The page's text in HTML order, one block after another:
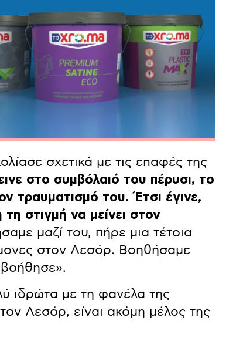
σχετικά με τις επαφές της
στο συμβόλαιό του πέρυσι, το
τραυματισμό του. Έτσι έγινε,
στιγμή να μείνει στον
μαζί του, πήρε μια τέτοια
στον Λεσόρ. Βοηθήσαμε
.
ιδρώτα με τη φανέλα της
Λεσόρ, είναι ακόμη μέλος της